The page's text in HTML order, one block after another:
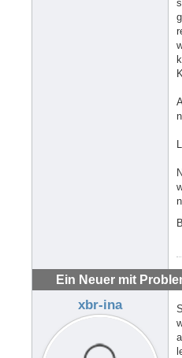
Ein Neuer mit
xbr-ina